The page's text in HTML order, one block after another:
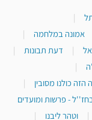
|
אמונה במלחמה
|
| דעת תבונות
|
|
הזה כולנו מסובין
|
- פרשות ומועדים
| וטהר ליבנו
|